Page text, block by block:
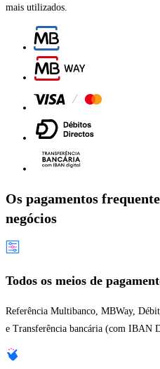
mais utilizados.
Os pagamentos
negócios​
Todos os meios de
Referência Multibanco, MBWay,
e Transferência bancária (com IBAN